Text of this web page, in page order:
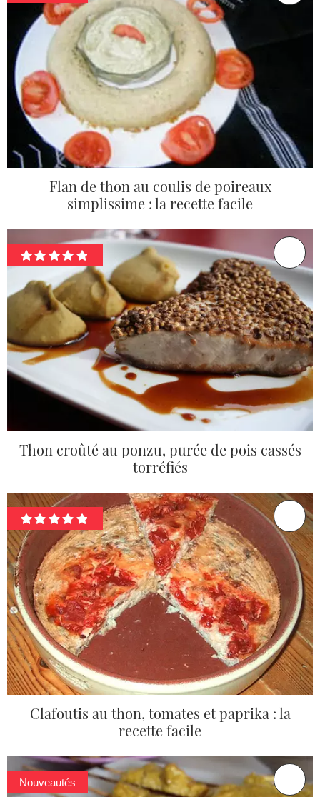
Flan de thon au coulis de poireaux
simplissime : la recette facile
Thon croûté au ponzu, purée de pois cassés
torréfiés
Clafoutis au thon, tomates et paprika : la
recette facile
Nouveautés